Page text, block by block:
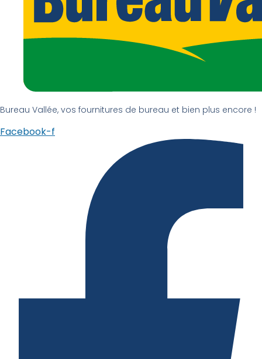
Bureau Vallée, vos fournitures de bureau et bien plus encore !
Facebook-f